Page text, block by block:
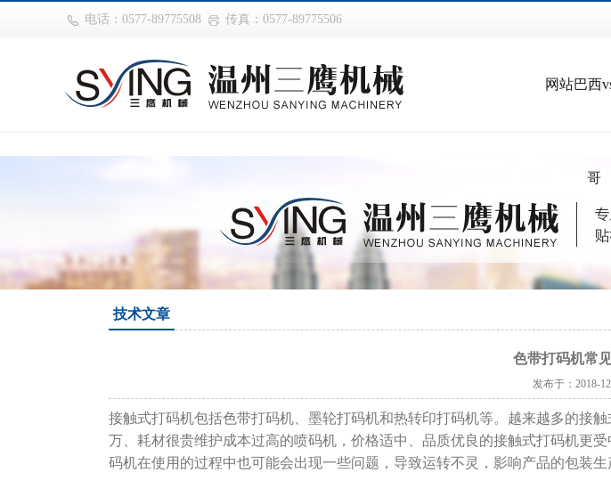
电话：0577-89775508 传真：0577-89775506
网站巴西
哥
技术文章
色带打码机常
发布于：2018-
接触式打码机包括色带打码机、墨轮打码机和热转印打码机等。越来越多的接
万、耗材很贵维护成本过高的喷码机，价格适中、品质优良的接触式打码机更
码机在使用的过程中也可能会出现一些问题，导致运转不灵，影响产品的包装生